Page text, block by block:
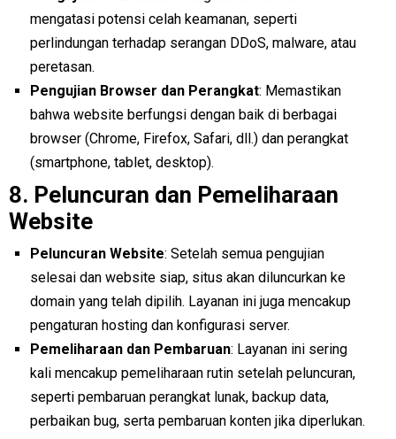
mengatasi potensi celah keamanan, seperti
perlindungan terhadap serangan DDoS, malware, atau
peretasan.
Pengujian Browser dan Perangkat: Memastikan
bahwa website berfungsi dengan baik di berbagai
browser (Chrome, Firefox, Safari, dll.) dan perangkat
(smartphone, tablet, desktop).
8. Peluncuran dan Pemeliharaan
Website
Peluncuran Website: Setelah semua pengujian
selesai dan website siap, situs akan diluncurkan ke
domain yang telah dipilih. Layanan ini juga mencakup
pengaturan hosting dan konfigurasi server.
Pemeliharaan dan Pembaruan: Layanan ini sering
kali mencakup pemeliharaan rutin setelah peluncuran,
seperti pembaruan perangkat lunak, backup data,
perbaikan bug, serta pembaruan konten jika diperlukan.